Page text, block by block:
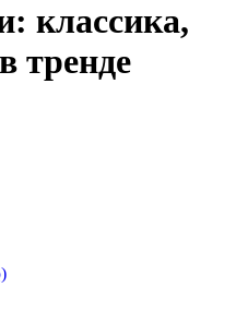
классика,
тренде